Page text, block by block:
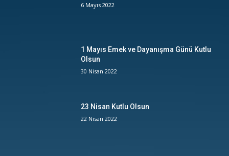
6 Mayıs 2022
1 Mayıs Emek ve Dayanışma Günü Kutlu
Olsun
30 Nisan 2022
23 Nisan Kutlu Olsun
22 Nisan 2022